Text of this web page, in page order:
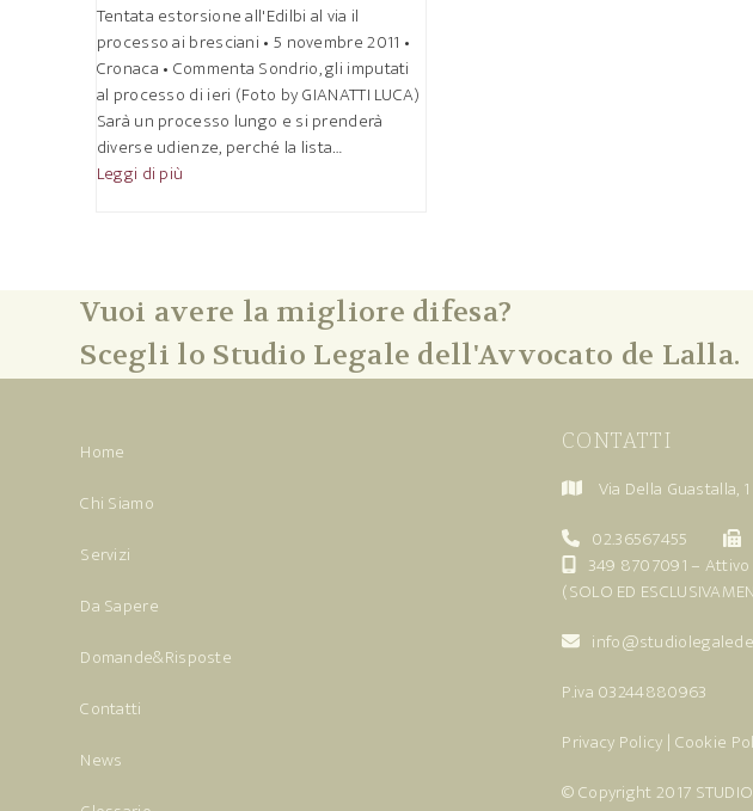
Tentata estorsione all'Edilbi al via il
processo ai bresciani • 5 novembre 2011 •
Cronaca • Commenta Sondrio, gli imputati
al processo di ieri (Foto by GIANATTI LUCA)
Sarà un processo lungo e si prenderà
diverse udienze, perché la lista…
Leggi di più
Vuoi avere la migliore difesa?
Scegli lo Studio Legale dell'Avvocato de Lalla.
Home
Chi Siamo
Servizi
Da Sapere
Domande&Risposte
Contatti
News
CONTATTI
Via Della Guastalla,
02.36567455
349 8707091 –
(SOLO ED
P.iva 03244880963
Privacy Policy | Cookie
© Copyright 2017